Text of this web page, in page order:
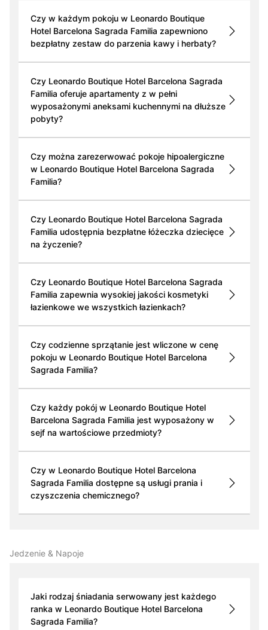
Czy w każdym pokoju w Leonardo Boutique
Hotel Barcelona Sagrada Familia zapewniono
bezpłatny zestaw do parzenia kawy i herbaty?
Czy Leonardo Boutique Hotel Barcelona Sagrada
Familia oferuje apartamenty z w pełni
wyposażonymi aneksami kuchennymi na dłuższe
pobyty?
Czy można zarezerwować pokoje hipoalergiczne
w Leonardo Boutique Hotel Barcelona Sagrada
Familia?
Czy Leonardo Boutique Hotel Barcelona Sagrada
Familia udostępnia bezpłatne łóżeczka dziecięce
na życzenie?
Czy Leonardo Boutique Hotel Barcelona Sagrada
Familia zapewnia wysokiej jakości kosmetyki
łazienkowe we wszystkich łazienkach?
Czy codzienne sprzątanie jest wliczone w cenę
pokoju w Leonardo Boutique Hotel Barcelona
Sagrada Familia?
Czy każdy pokój w Leonardo Boutique Hotel
Barcelona Sagrada Familia jest wyposażony w
sejf na wartościowe przedmioty?
Czy w Leonardo Boutique Hotel Barcelona
Sagrada Familia dostępne są usługi prania i
czyszczenia chemicznego?
Jedzenie & Napoje
Jaki rodzaj śniadania serwowany jest każdego
ranka w Leonardo Boutique Hotel Barcelona
Sagrada Familia?